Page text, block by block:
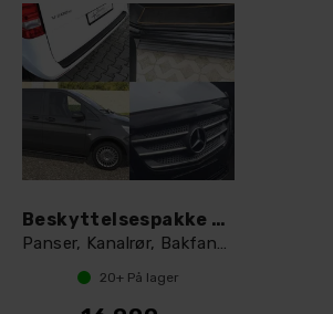
Beskyttelsespakke Premium Vito W447
Panser, Kanalrør, Bakfanger og innsteg
20+ På lager